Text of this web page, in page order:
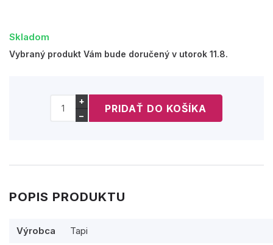
Skladom
Vybraný produkt Vám bude doručený v utorok 11.8.
+
−
POPIS PRODUKTU
Výrobca Tapi